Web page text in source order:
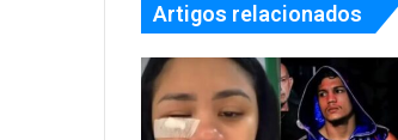
Artigos relacionados